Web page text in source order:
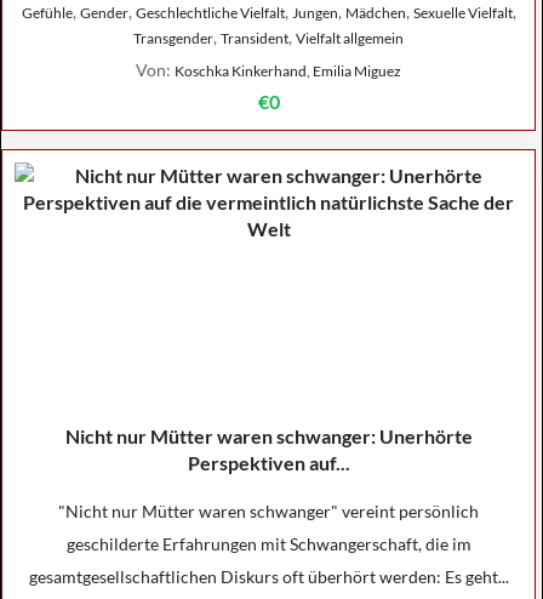
Gefühle, Gender, Geschlechtliche Vielfalt, Jungen, Mädchen, Sexuelle Vielfalt,
Transgender, Transident, Vielfalt allgemein
Von: Koschka Kinkerhand, Emilia Miguez
€0
Nicht nur Mütter waren schwanger: Unerhörte
Perspektiven auf...
"Nicht nur Mütter waren schwanger" vereint persönlich
geschilderte Erfahrungen mit Schwangerschaft, die im
gesamtgesellschaftlichen Diskurs oft überhört werden: Es geht...